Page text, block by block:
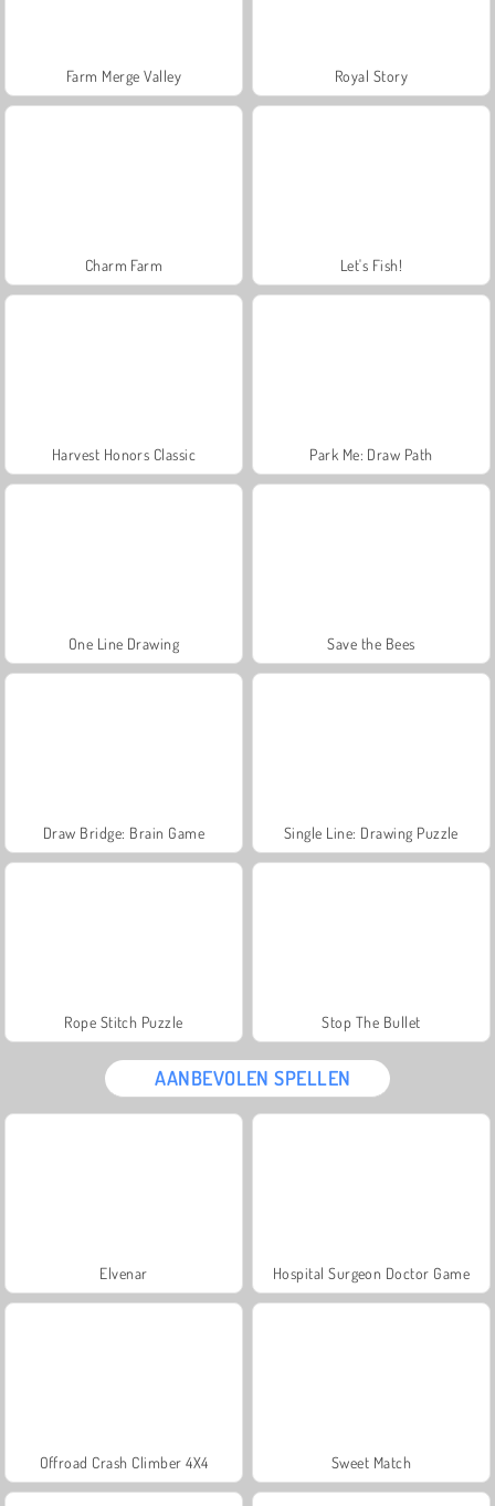
Farm Merge Valley Royal Story
Charm Farm Let's Fish!
Harvest Honors Classic Park Me: Draw Path
One Line Drawing Save the Bees
Draw Bridge: Brain Game Single Line: Drawing Puzzle
Rope Stitch Puzzle Stop The Bullet
AANBEVOLEN SPELLEN
Elvenar Hospital Surgeon Doctor Game
Offroad Crash Climber 4X4 Sweet Match